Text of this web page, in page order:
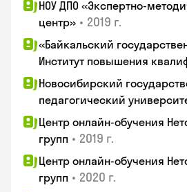
НОУ ДПО «Экспертно-
центр» • 2019 г.
«Байкальский
Институт повышения
Новосибирский
педагогический
Центр онлайн-обучения
групп • 2019 г.
Центр онлайн-обучения
групп • 2020 г.